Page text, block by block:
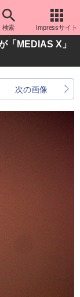
検索 Impressサイト
「MEDIAS X」
次の画像